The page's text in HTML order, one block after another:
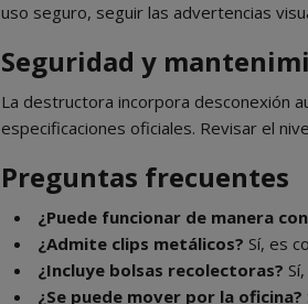
uso seguro, seguir las advertencias
Seguridad y
La destructora incorpora desconexión
especificaciones oficiales. Revisar el
Preguntas frecuentes
¿Puede funcionar de manera
¿Admite clips metálicos? Sí, es
¿Incluye bolsas recolectoras?
¿Se puede mover por la oficina?